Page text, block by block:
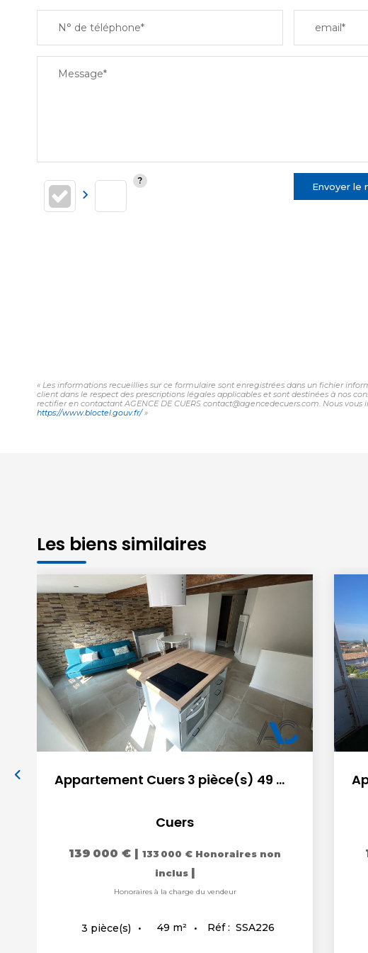
N° de téléphone* email*
Message*
Envoyer le
« Les informations recueillies sur ce formulaire sont enregistrées dans un fichier
client dans le respect des prescriptions légales applicables et sont destinées à nos
rectifier en contactant AGENCE DE CUERS contact@agencedecuers.com. Nous
https://www.bloctel.gouv.fr/»
Les biens similaires
Appartement Cuers 3 pièce(s) 49 m2 - MEUBLÉ
Cuers
139 000 € | 133 000 € Honoraires non
inclus |
Honoraires à la charge du vendeur
3 pièce(s) 49 m² Réf : SSA226